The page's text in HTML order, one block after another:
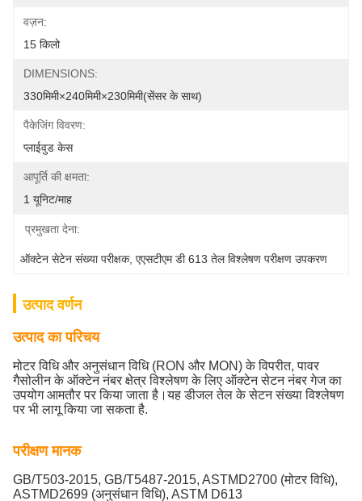
वज़न:
15 किलो
DIMENSIONS:
330मिमी×240मिमी×230मिमी(सेंसर के साथ)
पैकेजिंग विवरण:
प्लाईवुड केस
आपूर्ति की क्षमता:
1 यूनिट/माह
प्रमुखता देना:
ऑक्टेन सेटेन संख्या परीक्षक, एएसटीएम डी 613 तेल विश्लेषण परीक्षण उपकरण
उत्पाद वर्णन
उत्पाद का परिचय
मोटर विधि और अनुसंधान विधि (RON और MON) के विपरीत, पावर
गैसोलीन के ऑक्टेन नंबर क्षेत्र विश्लेषण के लिए ऑक्टेन सेटन नंबर गेज का
उपयोग आमतौर पर किया जाता है।यह डीजल तेल के सेटन संख्या विश्लेषण
पर भी लागू किया जा सकता है.
परीक्षण मानक
GB/T503-2015, GB/T5487-2015, ASTMD2700 (मोटर विधि),
ASTMD2699 (अनुसंधान विधि), ASTM D613